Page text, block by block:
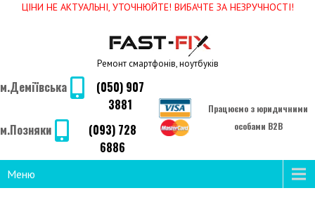
ЦІНИ НЕ АКТУАЛЬНІ, УТОЧНЮЙТЕ! ВИБАЧТЕ ЗА НЕЗРУЧНОСТІ!
Ремонт смартфонів, ноутбуків
м.Деміївська
(050) 907
3881
м.Позняки
(093) 728
6886
Працюємо з юридичними
особами B2B
Меню